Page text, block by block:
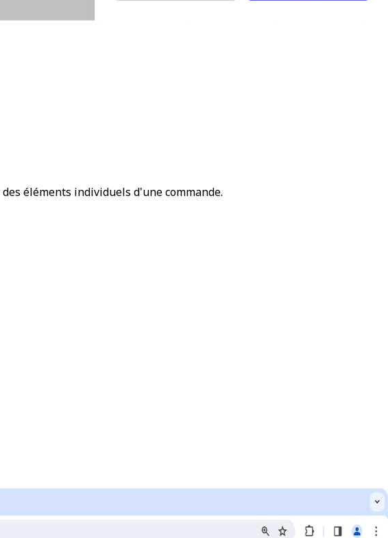
éléments individuels d'une commande.